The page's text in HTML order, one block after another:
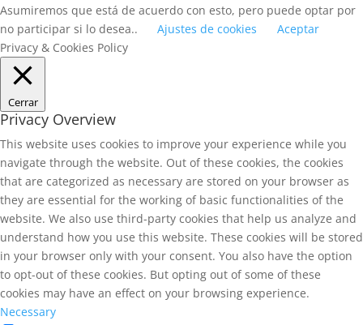
Asumiremos que está de acuerdo con esto, pero puede optar por
no participar si lo desea..
Ajustes de cookies
Aceptar
Privacy & Cookies Policy
Cerrar
Privacy Overview
This website uses cookies to improve your experience while you
navigate through the website. Out of these cookies, the cookies
that are categorized as necessary are stored on your browser as
they are essential for the working of basic functionalities of the
website. We also use third-party cookies that help us analyze and
understand how you use this website. These cookies will be stored
in your browser only with your consent. You also have the option
to opt-out of these cookies. But opting out of some of these
cookies may have an effect on your browsing experience.
Necessary